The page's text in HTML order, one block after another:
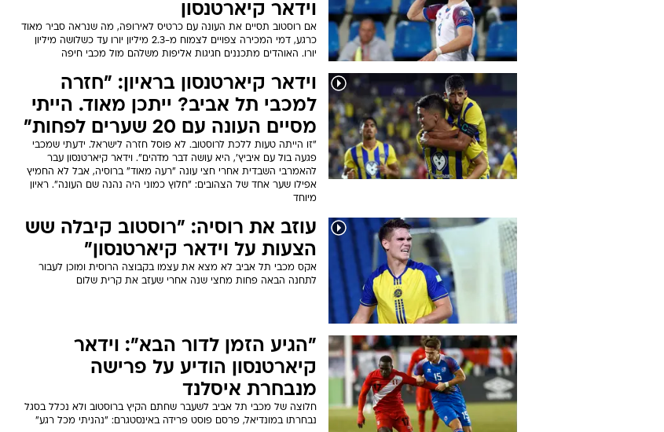
וידאר קיארטנסון
אם רוסטוב תסיים את העונה עם כרטיס לאירופה, מה שנראה סביר מאוד
כרגע, דמי המכירה צפויים לצמוח מ-2.3 מיליון יורו עד כשלושה מיליון
יורו. האוהדים מתכננים חגיגות אליפות משלהם מול מכבי חיפה
וידאר קיארטנסון בראיון: "חזרה
למכבי תל אביב? ייתכן מאוד. הייתי
מסיים העונה עם 20 שערים לפחות"
"זו הייתה טעות ללכת לרוסטוב. לא פוסל חזרה לישראל. ידעתי שמכבי
פגעה בול עם איביץ', היא עושה דבר מדהים". וידאר קיארטנסון עבר
להאמרבי השבדית אחרי חצי עונה "רעה מאוד" ברוסיה, אבל לא החמיץ
אפילו שער אחד של הצהובים: "חלוץ כמוני היה נהנה שם העונה". ראיון
מיוחד
עוזב את רוסיה: "רוסטוב קיבלה שש
הצעות על וידאר קיארטנסון"
אקס מכבי תל אביב לא מצא את עצמו בקבוצה הרוסית ומוכן לעבור
לתחנה הבאה פחות מחצי שנה אחרי שעזב את קרית שלום
"הגיע הזמן לדור הבא": וידאר
קיארטנסון הודיע על פרישה
מנבחרת איסלנד
חלוצה של מכבי תל אביב לשעבר שחתם הקיץ ברוסטוב ולא נכלל בסגל
נבחרתו במונדיאל, פרסם פוסט פרידה באינסטגרם: "נהניתי מכל רגע"